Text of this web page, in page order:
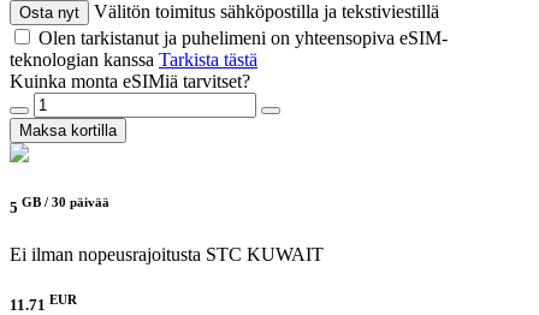
Osta nyt
Välitön toimitus sähköpostilla ja tekstiviestillä
Olen tarkistanut ja puhelimeni on yhteensopiva eSIM-
teknologian kanssa Tarkista tästä
Kuinka monta eSIMiä tarvitset?
Maksa kortilla
5 GB / 30 päivää
Ei ilman nopeusrajoitusta STC KUWAIT
11.71 EUR